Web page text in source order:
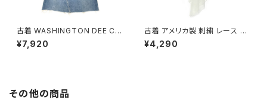
古着 WASHINGTON DEE CE
E サロペット アメリカ製 無地 デ
ニム 膝丈 キャミソール ワンピー
¥7,920
古着 アメリカ製 刺繍 レース 無
地 シフォン 膝丈 キャミソール
ワンピース 白 水色 (otu2603
¥4,290
その他の商品